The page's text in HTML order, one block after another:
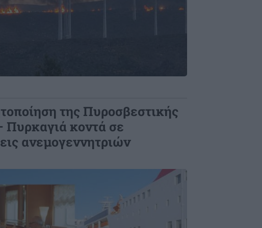
της Πυροσβεστικής
Πυρκαγιά κοντά σε
ανεμογεννητριών